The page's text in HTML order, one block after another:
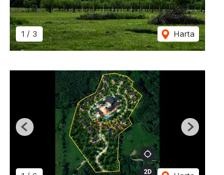
1 / 3 Harta
Previous Next